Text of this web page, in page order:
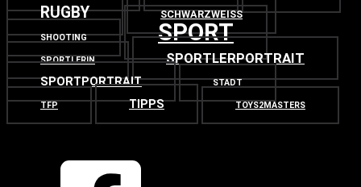
RUGBY SCHWARZWEISS
SHOOTING SPORT
SPORTLERIN SPORTLERPORTRAIT
SPORTPORTRAIT STADT
TFP TIPPS TOYS2MASTERS
OBEN